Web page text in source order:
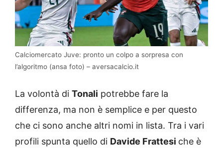
Calciomercato Juve: pronto un colpo a sorpresa con
l’algoritmo (ansa foto) – aversacalcio.it
La volontà di Tonali potrebbe fare la
differenza, ma non è semplice e per questo
che ci sono anche altri nomi in lista. Tra i vari
profili spunta quello di Davide Frattesi che è